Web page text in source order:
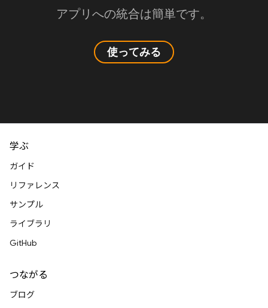
アプリへの統合は簡単です。
使ってみる
学ぶ
ガイド
リファレンス
サンプル
ライブラリ
GitHub
つながる
ブログ